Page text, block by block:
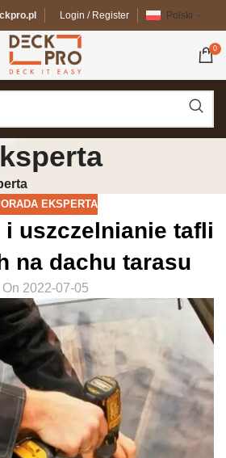
Login / Register Polski
0
EKSPERTA
i uszczelnianie tafli
na dachu tarasu
On 2022-07-05